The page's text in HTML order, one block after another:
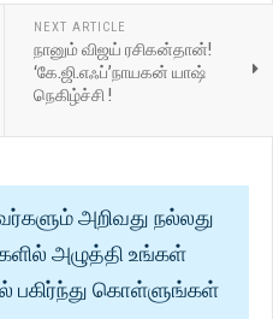
NEXT ARTICLE
நானும் விஜய் ரசிகன்தான்!
‘கே.ஜி.எஃப்’நாயகன் யாஷ்
நெகிழ்ச்சி !
அறிவது நல்லது
அழுத்தி உங்கள்
பகிர்ந்து கொள்ளுங்கள்